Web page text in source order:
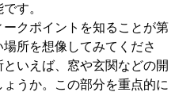
す。
クポイントを知ることが第
所を想像してみてくださ
いえば、窓や玄関などの開
うか。この部分を重点的に